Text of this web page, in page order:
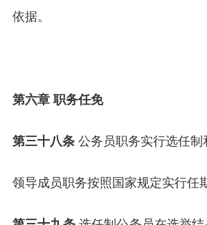
依据。
第六章 职务任免
第三十八条公务员职务实行选任制
领导成员职务按照国家规定实行任